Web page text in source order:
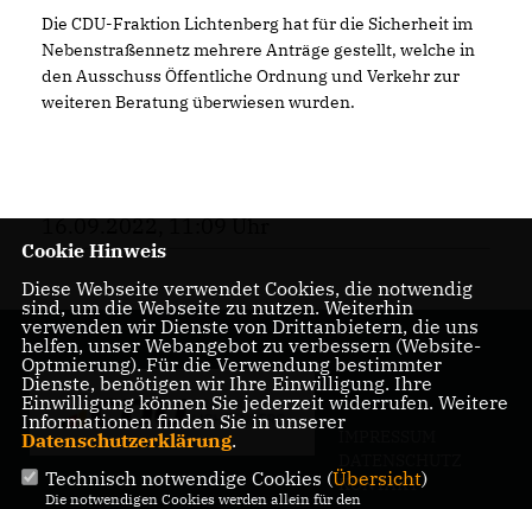
Die CDU-Fraktion Lichtenberg hat für die Sicherheit im
Nebenstraßennetz mehrere Anträge gestellt, welche in
den Ausschuss Öffentliche Ordnung und Verkehr zur
weiteren Beratung überwiesen wurden.
16.09.2022, 11:09 Uhr
KONTAKT
Cookie Hinweis
Diese Webseite verwendet Cookies, die notwendig
sind, um die Webseite zu nutzen. Weiterhin
verwenden wir Dienste von Drittanbietern, die uns
helfen, unser Webangebot zu verbessern (Website-
Optmierung). Für die Verwendung bestimmter
Dienste, benötigen wir Ihre Einwilligung. Ihre
Einwilligung können Sie jederzeit widerrufen. Weitere
Informationen finden Sie in unserer
Datenschutzerklärung.
Technisch notwendige Cookies (Übersicht)
Die notwendigen Cookies werden allein für den